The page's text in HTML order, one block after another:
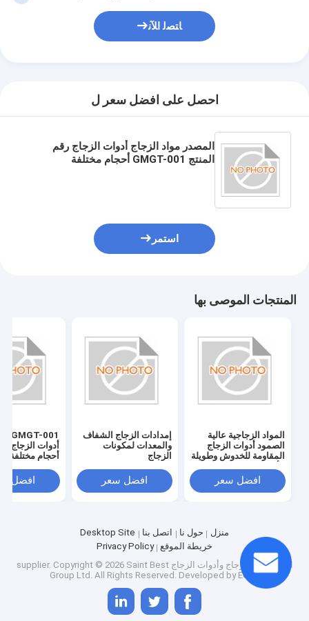
ﺎﺘﺼﻟ ﺍﻶﻧ
احصل على افضل سعر ل
المصدر مواد الزجاج أدوات الزجاج رقم
المنتج GMGT-001 أحجام مختلفة
استمر
المنتجات الموصى بها
المواد الزجاجية عالية
الصمود أدوات الزجاج
المقاومة للخدوش وطويلة
افضل سعر
إمدادات الزجاج الشفاف
والمعدات لمكونات
الزجاج
افضل سعر
أدوات الزجاج
أحجام مختلفة
افضل
منزل حول نا اتصل بنا
Desktop Site
خريطة الموقع
Privacy Policy
الصين مواد الزجاج وأدوات الزجاج supplier.Copyright © 2026 Saint Best
Group Ltd. All Rights Reserved. Developed by ECER